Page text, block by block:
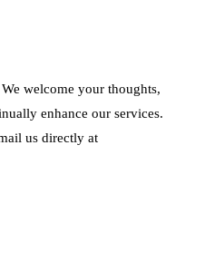
welcome your thoughts,
enhance our services.
us directly at